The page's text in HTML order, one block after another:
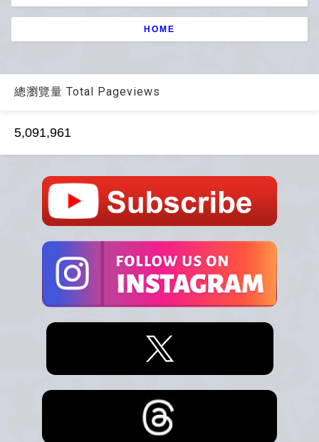
HOME
總瀏覽量 Total Pageviews
5,091,961